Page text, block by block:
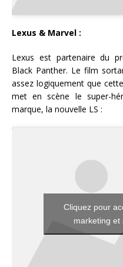
Lexus & Marvel :
Lexus est partenaire du
Black Panther. Le film
assez logiquement que
met en scène le super-
marque, la nouvelle LS :
Cliquez pour
marketing et